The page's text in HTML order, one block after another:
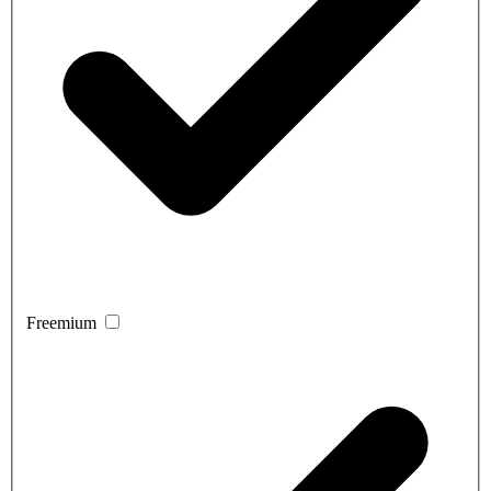
Freemium